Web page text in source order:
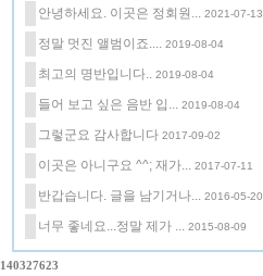
안녕하세요. 이곳은 정회원... 2021-07-13
정말 멋진 앨범이죠.... 2019-08-04
최고의 명반입니다.. 2019-08-04
들어 보고 싶은 음반 입... 2019-08-04
그렇군요 감사합니다 2017-09-02
이곳은 아니구요 ^^; 재가... 2017-07-11
반갑습니다. 글을 남기거나... 2016-05-20
너무 좋네요...정말 제가 ... 2015-08-09
140327623